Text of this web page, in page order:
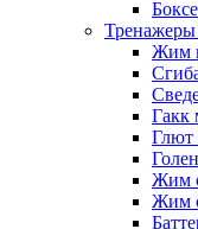
Жим
Глют
Жим
Жим